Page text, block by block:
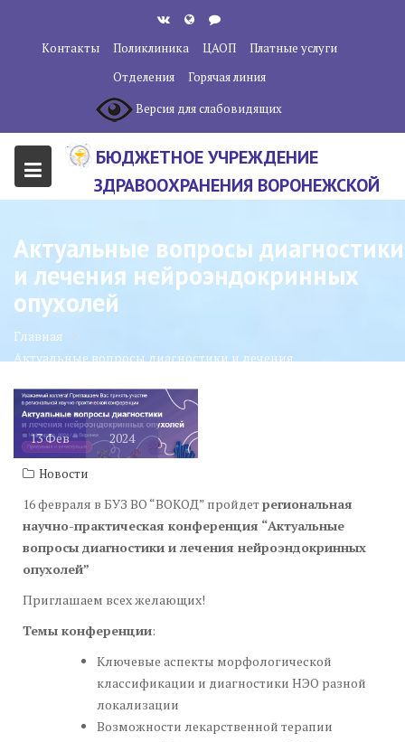
содержанию
Контакты Поликлиника ЦАОП
Платные услуги
Отделения
Горячая линия
Версия для слабовидящих
БЮДЖЕТНОЕ УЧРЕЖДЕНИЕ
ЗДРАВООХРАНЕНИЯ ВОРОНЕЖСКОЙ
ОБЛАСТНОЙ НАУЧНО-
КЛИНИЧЕСКИЙ ОНКОЛОГИЧЕСКИЙ
ЦЕНТР"
Актуальные вопросы диагностики
и лечения нейроэндокринных
опухолей
Главная
Актуальные вопросы диагностики и лечения
13Фев 2024
Новости
16 февраля в БУЗ ВО “ВОКОД” пройдетрегиональная
научно-практическая конференция “Актуальные
вопросы диагностики и лечения нейроэндокринных
опухолей”
Приглашаем всех желающих!
Темы конференции:
Ключевые аспекты морфологической
классификации и диагностики НЭО разной
локализации
Возможности лекарственной терапии